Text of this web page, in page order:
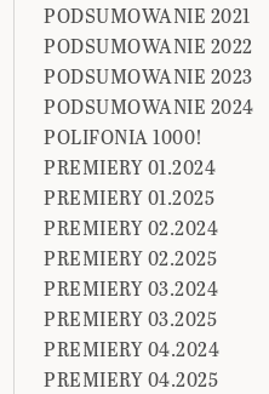
PODSUMOWANIE 2021
PODSUMOWANIE 2022
PODSUMOWANIE 2023
PODSUMOWANIE 2024
POLIFONIA 1000!
PREMIERY 01.2024
PREMIERY 01.2025
PREMIERY 02.2024
PREMIERY 02.2025
PREMIERY 03.2024
PREMIERY 03.2025
PREMIERY 04.2024
PREMIERY 04.2025